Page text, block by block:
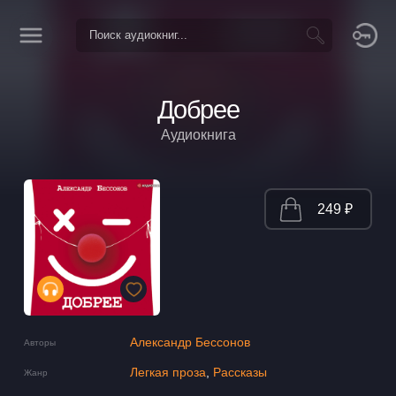
Добрее
Аудиокнига
Авторы Александр Бессонов
Жанр Легкая проза Рассказы
249 ₽